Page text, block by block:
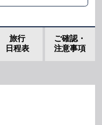
旅行
日程表
ご確認・
注意事項